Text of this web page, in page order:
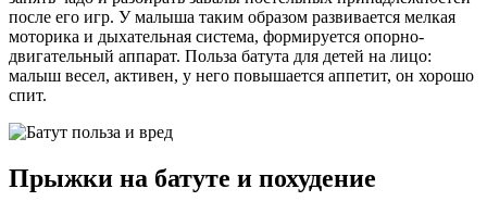
после его игр. У малыша таким образом развивается мелкая
моторика и дыхательная система, формируется опорно-
двигательный аппарат. Польза батута для детей на лицо:
малыш весел, активен, у него повышается аппетит, он хорошо
спит.
Прыжки на батуте и похудение